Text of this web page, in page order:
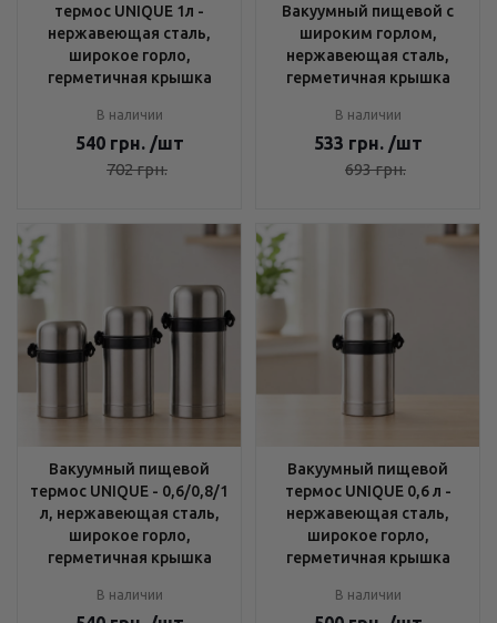
термос UNIQUE 1л -
нержавеющая сталь,
широкое горло,
герметичная крышка
В наличии
540 грн. /шт
702грн.
Вакуумный пищевой с
широким горлом,
нержавеющая сталь,
герметичная крышка
В наличии
533 грн. /шт
693грн.
Вакуумный пищевой
термос UNIQUE - 0,6/0,8/1
л, нержавеющая сталь,
широкое горло,
герметичная крышка
В наличии
Вакуумный пищевой
термос UNIQUE 0,6 л -
нержавеющая сталь,
широкое горло,
герметичная крышка
В наличии